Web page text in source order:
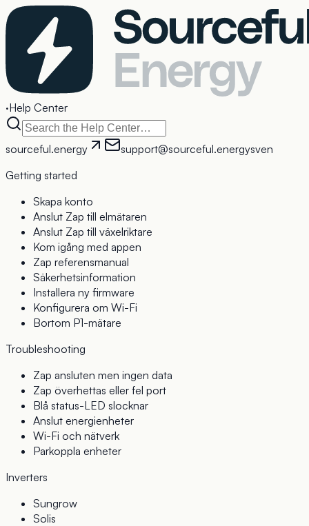
·Help Center
sourceful.energy support@sourceful.energysven
Getting started
Skapa konto
Anslut Zap till elmätaren
Anslut Zap till växelriktare
Kom igång med appen
Zap referensmanual
Säkerhetsinformation
Installera ny firmware
Konfigurera om Wi-Fi
Bortom P1-mätare
Troubleshooting
Zap ansluten men ingen data
Zap överhettas eller fel port
Blå status-LED slocknar
Anslut energienheter
Wi-Fi och nätverk
Parkoppla enheter
Inverters
Sungrow
Solis